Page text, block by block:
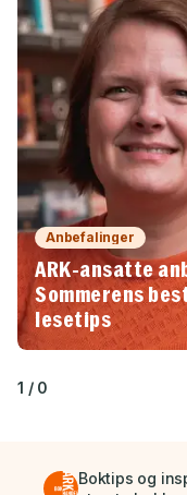
Anbefalinger
ARK-ansatte
Sommerens
lesetips
1 / 0
Boktips og